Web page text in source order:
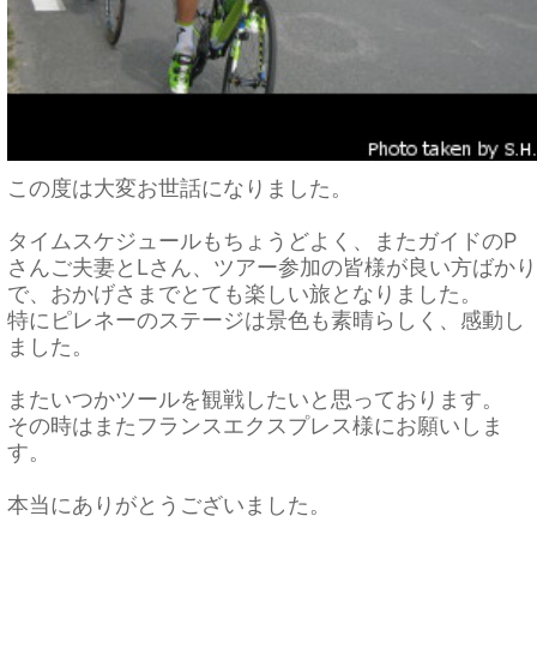
この度は大変お世話になりました。
タイムスケジュールもちょうどよく、またガイドのP
さんご夫妻とLさん、ツアー参加の皆様が良い方ばかり
で、おかげさまでとても楽しい旅となりました。
特にピレネーのステージは景色も素晴らしく、感動し
ました。
またいつかツールを観戦したいと思っております。
その時はまたフランスエクスプレス様にお願いしま
す。
本当にありがとうございました。